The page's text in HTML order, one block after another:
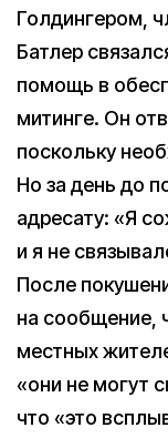
Голдингером,
Батлер
помощь в
митинге. Он
поскольку
Но за день до
адресату: «Я
и я не
После
на сообщение,
местных
«они не могут
что «это